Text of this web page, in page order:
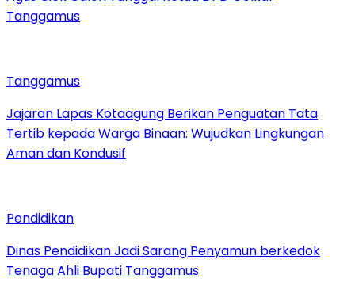
Tanggamus
Tanggamus
Jajaran Lapas Kotaagung Berikan Penguatan Tata
Tertib kepada Warga Binaan: Wujudkan Lingkungan
Aman dan Kondusif
Pendidikan
Dinas Pendidikan Jadi Sarang Penyamun berkedok
Tenaga Ahli Bupati Tanggamus